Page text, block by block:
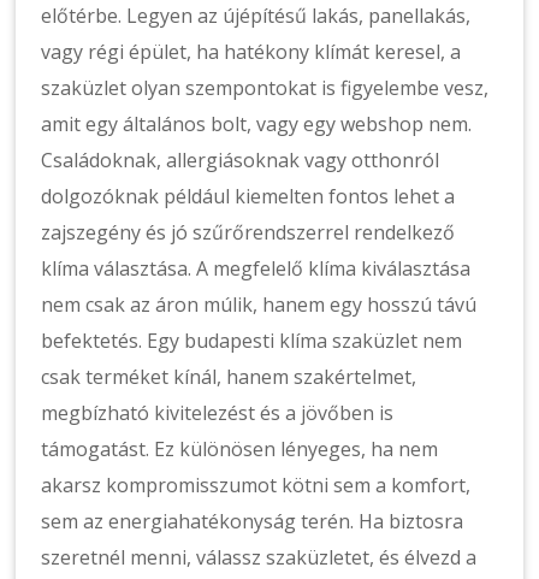
előtérbe. Legyen az újépítésű lakás, panellakás,
vagy régi épület, ha hatékony klímát keresel, a
szaküzlet olyan szempontokat is figyelembe vesz,
amit egy általános bolt, vagy egy webshop nem.
Családoknak, allergiásoknak vagy otthonról
dolgozóknak például kiemelten fontos lehet a
zajszegény és jó szűrőrendszerrel rendelkező
klíma választása. A megfelelő klíma kiválasztása
nem csak az áron múlik, hanem egy hosszú távú
befektetés. Egy budapesti klíma szaküzlet nem
csak terméket kínál, hanem szakértelmet,
megbízható kivitelezést és a jövőben is
támogatást. Ez különösen lényeges, ha nem
akarsz kompromisszumot kötni sem a komfort,
sem az energiahatékonyság terén. Ha biztosra
szeretnél menni, válassz szaküzletet, és élvezd a